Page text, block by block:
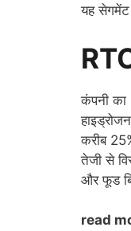
यह सेगमेंट
कंपनी का
करीब
तेजी से
और फूड
read